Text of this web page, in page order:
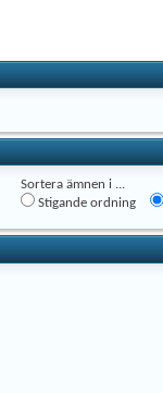
Sortera ämnen i ...
Stigande ordning